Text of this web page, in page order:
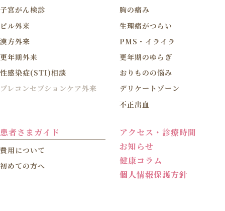
子宮がん検診
ピル外来
漢方外来
更年期外来
性感染症(STI)相談
プレコンセプションケア外来
胸の痛み
生理痛がつらい
PMS・イライラ
更年期のゆらぎ
おりものの悩み
デリケートゾーン
不正出血
患者さまガイド
費用について
初めての方へ
アクセス・診療時間
お知らせ
健康コラム
個人情報保護方針